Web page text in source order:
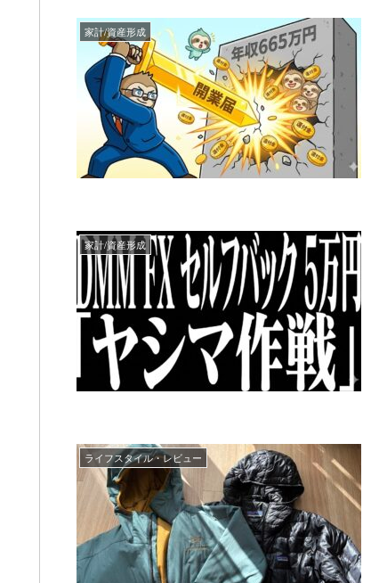
家計/資産形成
家計/資産形成
ライフスタイル・レビュー